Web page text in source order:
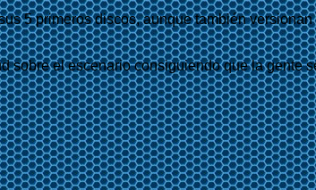
5 primeros discos, aunque también
el escenario consiguiendo que la gente